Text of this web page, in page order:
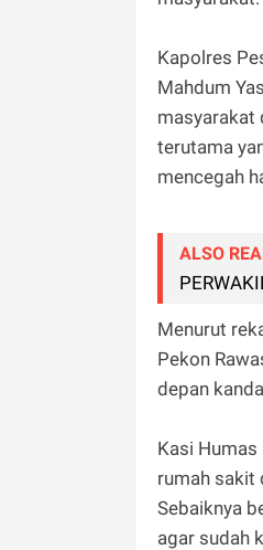
Kapolres
Mahdum
masyarakat
terutama
mencegah
ALSO
Menurut
Pekon
depan
Kasi
rumah sakit
Sebaiknya
agar sudah